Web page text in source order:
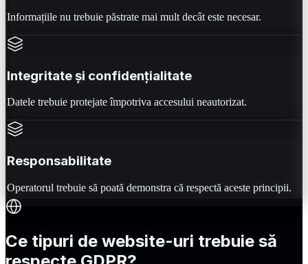
Informațiile nu trebuie păstrate mai mult decât este necesar.
Integritate și confidențialitate
Datele trebuie protejate împotriva accesului neautorizat.
Responsabilitate
Operatorul trebuie să poată demonstra că respectă aceste principii.
Ce tipuri de website-uri trebuie să